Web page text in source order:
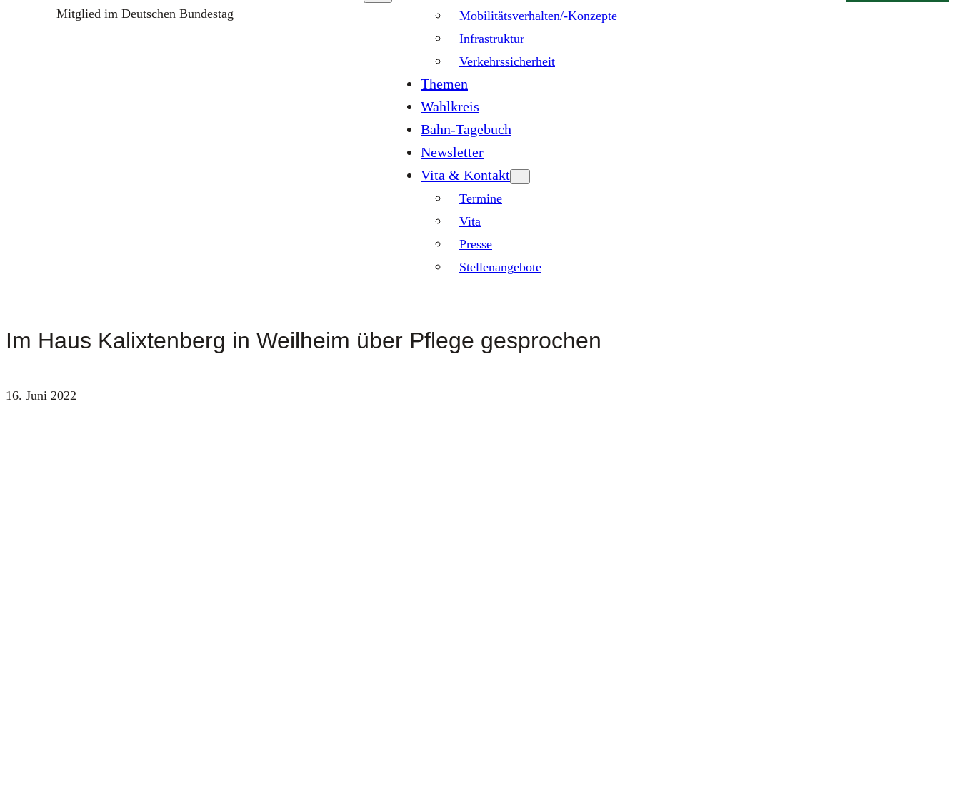
Mitglied im Deutschen Bundestag
Mobilitätsverhalten/-Konzepte
Infrastruktur
Verkehrssicherheit
Themen
Wahlkreis
Bahn-Tagebuch
Newsletter
Vita & Kontakt
Termine
Vita
Presse
Stellenangebote
Im Haus Kalixtenberg in Weilheim über Pflege gesprochen
16. Juni 2022